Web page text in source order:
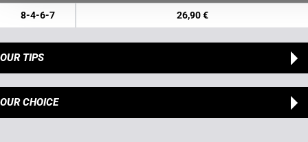
8-4-6-7 26,90 €
OUR TIPS
OUR CHOICE